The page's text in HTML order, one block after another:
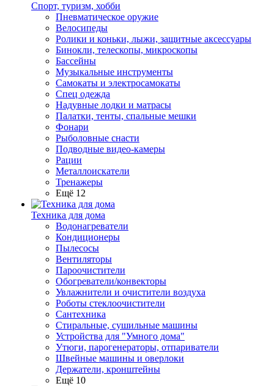
Спорт, туризм, хобби
Пневматическое оружие
Велосипеды
Ролики и коньки, лыжи, защитные аксессуары
Бинокли, телескопы, микроскопы
Бассейны
Музыкальные инструменты
Самокаты и электросамокаты
Спец одежда
Надувные лодки и матрасы
Палатки, тенты, спальные мешки
Фонари
Рыболовные снасти
Подводные видео-камеры
Рации
Металлоискатели
Тренажеры
Ещё 12
Техника для дома
Водонагреватели
Кондиционеры
Пылесосы
Вентиляторы
Пароочистители
Обогреватели/конвекторы
Увлажнители и очистители воздуха
Роботы стеклоочистители
Сантехника
Стиральные, сушильные машины
Устройства для "Умного дома"
Утюги, парогенераторы, отпариватели
Швейные машины и оверлоки
Держатели, кронштейны
Ещё 10